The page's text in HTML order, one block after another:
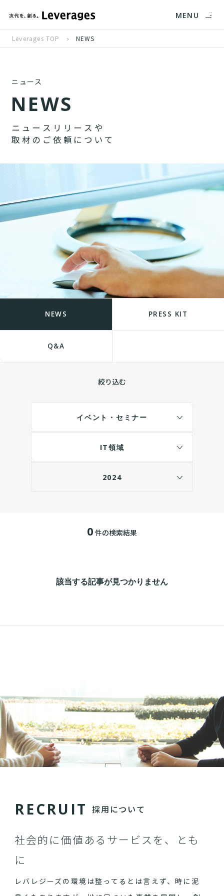
MENU
Leverages TOP NEWS
ニュース
NEWS
ニ ュ ー ス リ リ ー ス や
取 材 の ご 依 頼 に つ い て
NEWS PRESS KIT
Q&A
絞り込む
イベント・セミナー
IT領域
2024
0 件の検索結果
該当する記事が見つかりません
RECRU IT 採用について
社会的に価値あるサービスを、とも
に
レバレジーズの環境は整ってるとは言えず、時に泥